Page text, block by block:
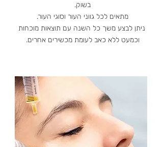
בשוק.
מתאים לכל גווני העור וסוגי העור.
ניתן לבצע משך כל השנה עם תוצאות מוכחות
וכמעט ללא כאב לעומת מכשירים אחרים.